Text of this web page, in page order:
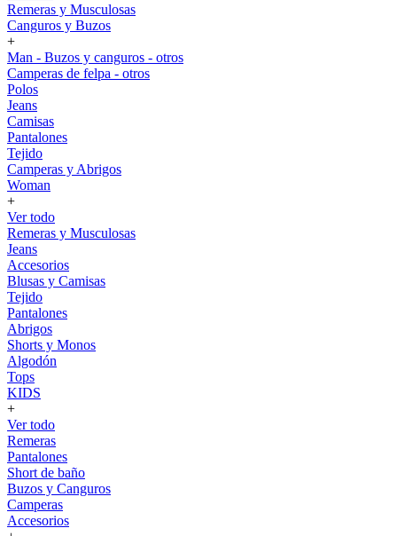
Remeras y Musculosas
Canguros y Buzos
+
Man - Buzos y canguros - otros
Camperas de felpa - otros
Polos
Jeans
Camisas
Pantalones
Tejido
Camperas y Abrigos
Woman
+
Ver todo
Remeras y Musculosas
Jeans
Accesorios
Blusas y Camisas
Tejido
Pantalones
Abrigos
Shorts y Monos
Algodón
Tops
KIDS
+
Ver todo
Remeras
Pantalones
Short de baño
Buzos y Canguros
Camperas
Accesorios